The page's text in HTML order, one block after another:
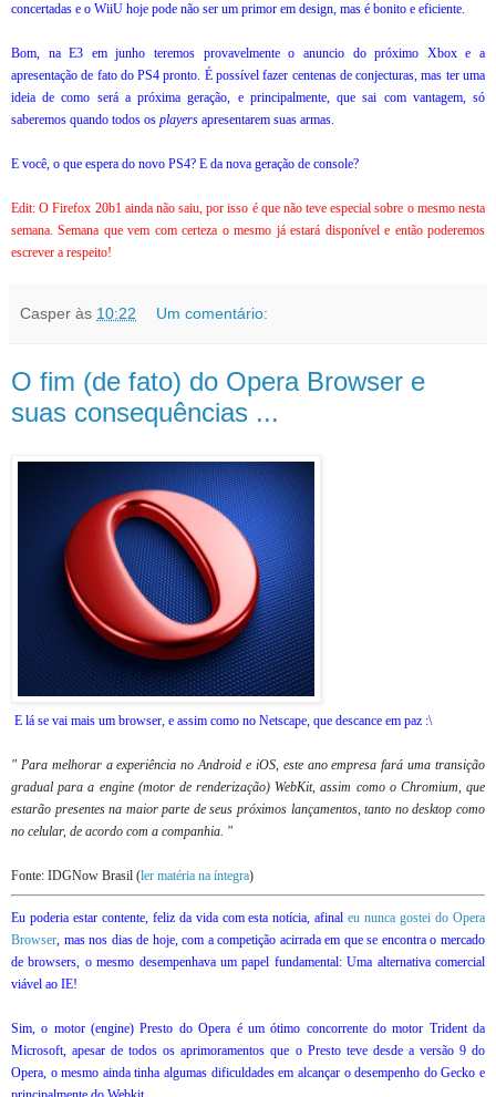
concertadas e o WiiU hoje pode não ser um primor em design, mas é bonito e eficiente.
Bom, na E3 em junho teremos provavelmente o anuncio do próximo Xbox e a
apresentação de fato do PS4 pronto. É possível fazer centenas de conjecturas, mas ter uma
ideia de como será a próxima geração, e principalmente, que sai com vantagem, só
saberemos quando todos os players apresentarem suas armas.
E você, o que espera do novo PS4? E da nova geração de console?
Edit: O Firefox 20b1 ainda não saiu, por isso é que não teve especial sobre o mesmo nesta
semana. Semana que vem com certeza o mesmo já estará disponível e então poderemos
escrever a respeito!
Casper às 10:22 Um comentário:
O fim (de fato) do Opera Browser e
suas consequências ...
E lá se vai mais um browser, e assim como no Netscape, que descance em paz :\
" Para melhorar a experiência no Android e iOS, este ano empresa fará uma transição
gradual para a engine (motor de renderização) WebKit, assim como o Chromium, que
estarão presentes na maior parte de seus próximos lançamentos, tanto no desktop como
no celular, de acordo com a companhia. "
Fonte: IDGNow Brasil (ler matéria na íntegra)
Eu poderia estar contente, feliz da vida com esta notícia, afinaleu nunca gostei do Opera
Browser , mas nos dias de hoje, com a competição acirrada em que se encontra o mercado
de browsers, o mesmo desempenhava um papel fundamental: Uma alternativa comercial
viável ao IE!
Sim, o motor (engine) Presto do Opera é um ótimo concorrente do motor Trident da
Microsoft, apesar de todos os aprimoramentos que o Presto teve desde a versão 9 do
Opera, o mesmo ainda tinha algumas dificuldades em alcançar o desempenho do Gecko e